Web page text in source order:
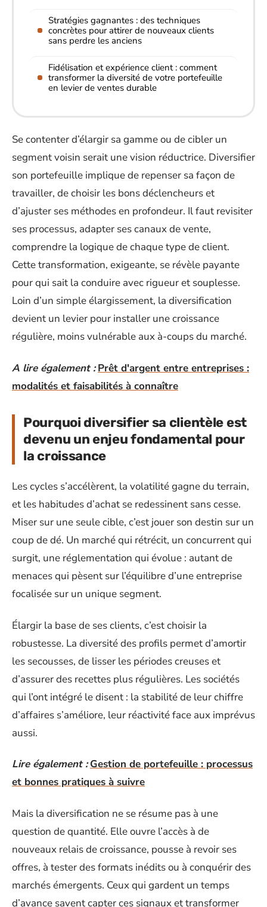
Stratégies gagnantes : des techniques
concrètes pour attirer de nouveaux clients
sans perdre les anciens
Fidélisation et expérience client : comment
transformer la diversité de votre portefeuille
en levier de ventes durable
Se contenter d’élargir sa gamme ou de cibler un
segment voisin serait une vision réductrice. Diversifier
son portefeuille implique de repenser sa façon de
travailler, de choisir les bons déclencheurs et
d’ajuster ses méthodes en profondeur. Il faut revisiter
ses processus, adapter ses canaux de vente,
comprendre la logique de chaque type de client.
Cette transformation, exigeante, se révèle payante
pour qui sait la conduire avec rigueur et souplesse.
Loin d’un simple élargissement, la diversification
devient un levier pour installer une croissance
régulière, moins vulnérable aux à-coups du marché.
A lire également : Prêt d'argent entre entreprises :
modalités et faisabilités à connaître
Pourquoi diversifier sa clientèle est
devenu un enjeu fondamental pour
la croissance
Les cycles s’accélèrent, la volatilité gagne du terrain,
et les habitudes d’achat se redessinent sans cesse.
Miser sur une seule cible, c’est jouer son destin sur un
coup de dé. Un marché qui rétrécit, un concurrent qui
surgit, une réglementation qui évolue : autant de
menaces qui pèsent sur l’équilibre d’une entreprise
focalisée sur un unique segment.
Élargir la base de ses clients, c’est choisir la
robustesse. La diversité des profils permet d’amortir
les secousses, de lisser les périodes creuses et
d’assurer des recettes plus régulières. Les sociétés
qui l’ont intégré le disent : la stabilité de leur chiffre
d’affaires s’améliore, leur réactivité face aux imprévus
aussi.
Lire également : Gestion de portefeuille : processus
et bonnes pratiques à suivre
Mais la diversification ne se résume pas à une
question de quantité. Elle ouvre l’accès à de
nouveaux relais de croissance, pousse à revoir ses
offres, à tester des formats inédits ou à conquérir des
marchés émergents. Ceux qui gardent un temps
d’avance savent capter ces signaux et transformer